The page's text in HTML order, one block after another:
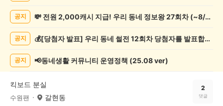
실/
목
공지 💸 전원 2,000캐시 지급! 우리 동네 정보왕 27회차 (~8/10)
공지 💰[당첨자 발표] 우리 동네 썰전 12회차 당첨자를 발표합니다!
공지 📢동네생활 커뮤니티 운영정책 (25.08 ver)
킥보드 분실
수원팬 갈현동
2
댓글